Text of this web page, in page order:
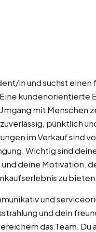
in und suchst einen
kundenorientierte
mit Menschen
pünktlich
im Verkauf sind
Wichtig sind
und deine Motivation,
zu bieten.
und
und dein
das Team. Du